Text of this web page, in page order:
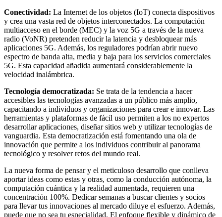
Conectividad: La Internet de los objetos (IoT) conecta dispositivos
y crea una vasta red de objetos interconectados. La computación
multiacceso en el borde (MEC) y la voz 5G a través de la nueva
radio (VoNR) pretenden reducir la latencia y desbloquear más
aplicaciones 5G. Además, los reguladores podrían abrir nuevo
espectro de banda alta, media y baja para los servicios comerciales
5G. Esta capacidad añadida aumentará considerablemente la
velocidad inalámbrica.
Tecnología democratizada: Se trata de la tendencia a hacer
accesibles las tecnologías avanzadas a un público más amplio,
capacitando a individuos y organizaciones para crear e innovar. Las
herramientas y plataformas de fácil uso permiten a los no expertos
desarrollar aplicaciones, diseñar sitios web y utilizar tecnologías de
vanguardia. Esta democratización está fomentando una ola de
innovación que permite a los individuos contribuir al panorama
tecnológico y resolver retos del mundo real.
La nueva forma de pensar y el meticuloso desarrollo que conlleva
aportar ideas como estas y otras, como la conducción autónoma, la
computación cuántica y la realidad aumentada, requieren una
concentración 100%. Dedicar semanas a buscar clientes y socios
para llevar tus innovaciones al mercado diluye el esfuerzo. Además,
puede que no sea tu especialidad. El enfoque flexible y dinámico de